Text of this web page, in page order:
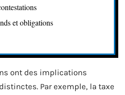
et obligations
ont des implications
Par exemple, la taxe